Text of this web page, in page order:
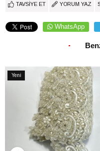
TAVSIYE ET YORUM YAZ
WhatsApp
Yeni